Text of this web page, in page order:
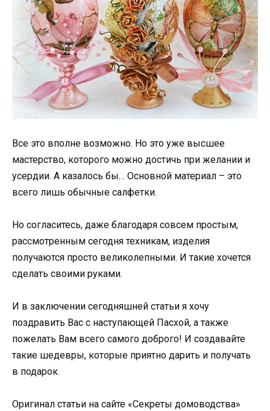
Все это вполне возможно. Но это уже высшее
мастерство, которого можно достичь при желании и
усердии. А казалось бы… Основной материал – это
всего лишь обычные салфетки.
Но согласитесь, даже благодаря совсем простым,
рассмотренным сегодня техникам, изделия
получаются просто великолепными. И такие хочется
сделать своими руками.
И в заключении сегодняшней статьи я хочу
поздравить Вас с наступающей Пасхой, а также
пожелать Вам всего самого доброго! И создавайте
такие шедевры, которые приятно дарить и получать
в подарок.
Оригинал статьи на сайте «Секреты домоводства»